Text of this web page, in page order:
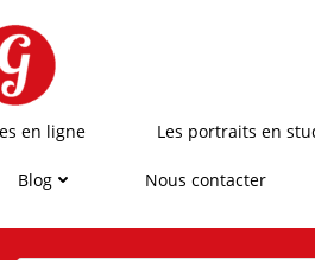
en ligne Les portraits en
Blog Nous contacter